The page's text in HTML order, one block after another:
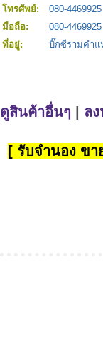
โทรศัพย์:
080-4469925
มือถือ:
080-4469925
ที่อยู่:
บิ๊กซีรามคำแ
ดูสินค้าอื่นๆ ล
[ รับจำนอง ขา